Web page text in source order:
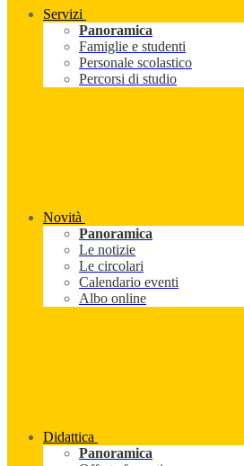
Servizi
Panoramica
Famiglie e studenti
Personale scolastico
Percorsi di studio
Novità
Panoramica
Le notizie
Le circolari
Calendario eventi
Albo online
Didattica
Panoramica